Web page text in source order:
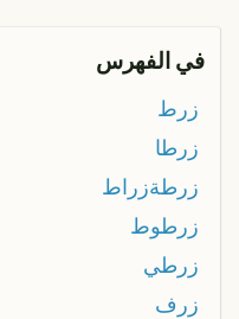
في الفهرس
زرط
زرطا
زرطةزراط
زرطوط
زرطي
زرف